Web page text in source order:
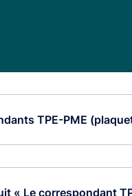
TPE-PME
« Le correspondant